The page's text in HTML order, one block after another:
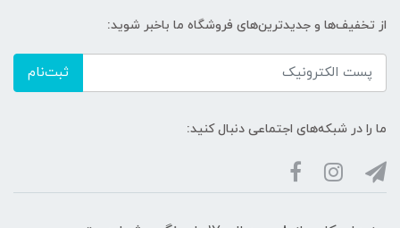
از تخفیف‌ها و جدیدترین‌های فروشگاه ما باخبر شوید:
ثبت‌نام
ما را در شبکه‌های اجتماعی دنبال کنید: